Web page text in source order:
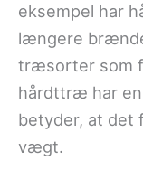
eksempel har
længere
træsorter som
hårdttræ har
betyder, at det
vægt.